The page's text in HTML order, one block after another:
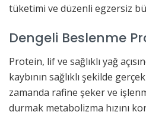
tüketimi ve düzenli egzersiz
Dengeli Beslenme
Protein, lif ve sağlıklı yağ
kaybının sağlıklı şekilde
zamanda rafine şeker ve
durmak metabolizma hızını